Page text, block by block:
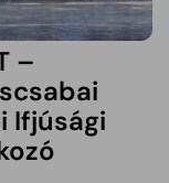
–
Ifjúsági